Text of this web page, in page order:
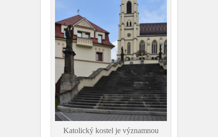
Katolický kostel je významnou